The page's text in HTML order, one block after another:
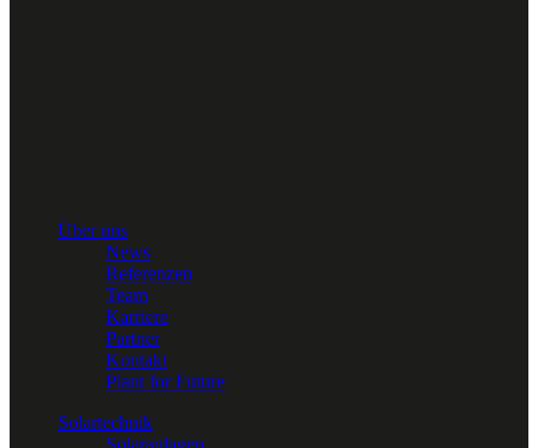
Über uns
News
Referenzen
Team
Karriere
Partner
Kontakt
Plant for Future
Solartechnik
Solaranlagen